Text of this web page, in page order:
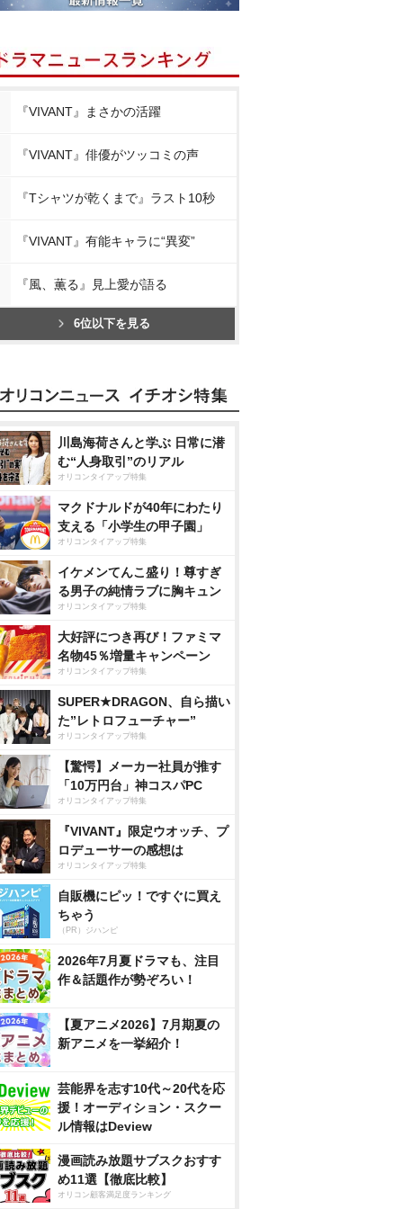
『VIVANT』まさかの活躍
『VIVANT』俳優がツッコミの声
『Tシャツが乾くまで』ラスト10秒
『VIVANT』有能キャラに“異変”
『風、薫る』見上愛が語る
6位以下を見る
川島海荷さんと学ぶ 日常に潜
む“人身取引”のリアル
オリコンタイアップ特集
マクドナルドが40年にわたり
支える「小学生の甲子園」
オリコンタイアップ特集
イケメンてんこ盛り！尊すぎ
る男子の純情ラブに胸キュン
オリコンタイアップ特集
大好評につき再び！ファミマ
名物45％増量キャンペーン
オリコンタイアップ特集
SUPER★DRAGON、自ら描い
た”レトロフューチャー”
オリコンタイアップ特集
【驚愕】メーカー社員が推す
「10万円台」神コスパPC
オリコンタイアップ特集
『VIVANT』限定ウオッチ、プ
ロデューサーの感想は
オリコンタイアップ特集
自販機にピッ！ですぐに買え
ちゃう
（PR）ジハンピ
2026年7月夏ドラマも、注目
作＆話題作が勢ぞろい！
【夏アニメ2026】7月期夏の
新アニメを一挙紹介！
芸能界を志す10代～20代を応
援！オーディション・スクー
ル情報はDeview
漫画読み放題サブスクおすす
め11選【徹底比較】
オリコン顧客満足度ランキング